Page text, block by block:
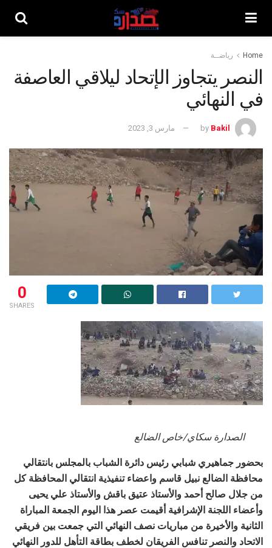
Home رياضــة
النصر يتجاوز الإتحاد ليلاقي العاصفة
في النهائي
by Bakil مارس 3, 2023
0
SHARES
الصدارة سكاي/خاص الضالع
بحضور جماهيري شبابي رئيس دائرة الشباب بالمجلس بانتقالي
محافظة الضالع نبيل قاسم واعضاء تنفيذية انتقالي المحافظة كل
من جلال صالح أحمد والأستاذ عتيق باقش والأستاذ علي يحيى
وأعضاء اللجنة الإشرافية أقيمت عصر هذا اليوم الجمعة المباراة
الثانية والأخيرة من مباريات نصف النهائي التي جمعت بين فريقي
الاتحاد والنصر تنافس الفريقان لخطف بطاقة التأهل للدور النهائي